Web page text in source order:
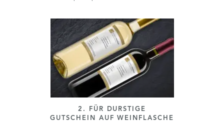
2. FÜR DURSTIGE
GUTSCHEIN AUF WEINFLASCHE